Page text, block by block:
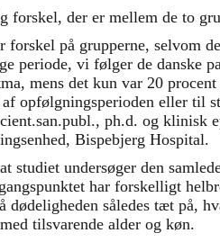
forskel, der er mellem de to
forskel på grupperne, selvom
periode, vi følger de danske
mens det kun var 20
opfølgningsperioden eller til
ph.d. og klinisk
Bispebjerg Hospital.
studiet undersøger den
har forskelligt
dødeligheden således tæt på,
tilsvarende alder og køn.